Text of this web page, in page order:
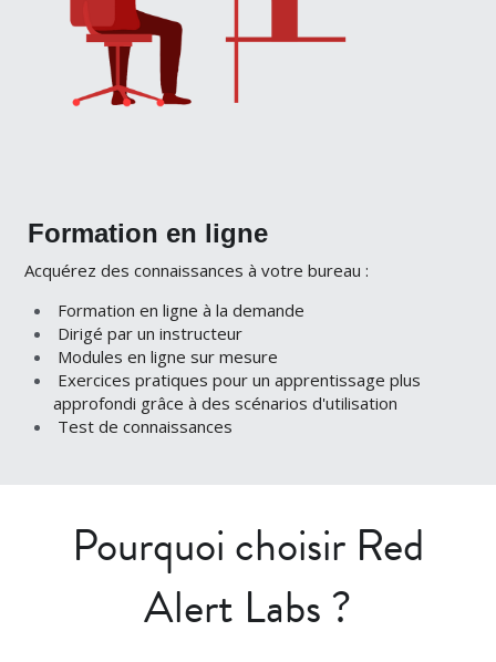
Formation en ligne
Acquérez des connaissances à votre bureau :
Formation en ligne à la demande
Dirigé par un instructeur
Modules en ligne sur mesure
Exercices pratiques pour un apprentissage plus
approfondi grâce à des scénarios d'utilisation
Test de connaissances
Pourquoi choisir Red
Alert Labs ?